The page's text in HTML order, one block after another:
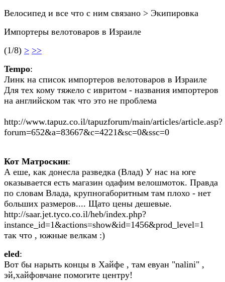
Велосипед и все что с ним связано > Экипировка
Импортеры велотоваров в Израиле
(1/8) > >>
Tempo:
Линк на список импортеров велотоваров в Израиле
Для тех кому тяжело с ивритом - названия импортеров
на английском так что это не проблема
http://www.tapuz.co.il/tapuzforum/main/articles/article.asp?
forum=652&a=83667&c=4221&sc=0&ssc=0
Кот Матроскин:
А еше, как донесла разведка (Влад) У нас на юге
оказывается есть магазин одафим велошмоток. Правда
по словам Влада, крупногаборитным там плохо - нет
больших размеров.... Щато цены дешевые.
http://saar.jet.tyco.co.il/heb/index.php?
instance_id=1&actions=show&id=1456&prod_level=1
так что , южные велкам :)
eled:
Вот бы нарыть концы в Хайфе , там евуан "nalini" ,
эй,хайфовчане помогите центру!